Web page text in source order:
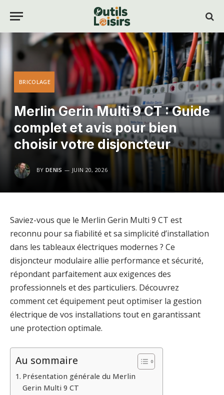
BRICOLAGE
Merlin Gerin Multi 9 CT : Guide
complet et avis pour bien
choisir votre disjoncteur
BY DENIS JUIN 20, 2026
Saviez-vous que le Merlin Gerin Multi 9 CT est
reconnu pour sa fiabilité et sa simplicité d’installation
dans les tableaux électriques modernes ? Ce
disjoncteur modulaire allie performance et sécurité,
répondant parfaitement aux exigences des
professionnels et des particuliers. Découvrez
comment cet équipement peut optimiser la gestion
électrique de vos installations tout en garantissant
une protection optimale.
Au sommaire
Présentation générale du Merlin
Gerin Multi 9 CT